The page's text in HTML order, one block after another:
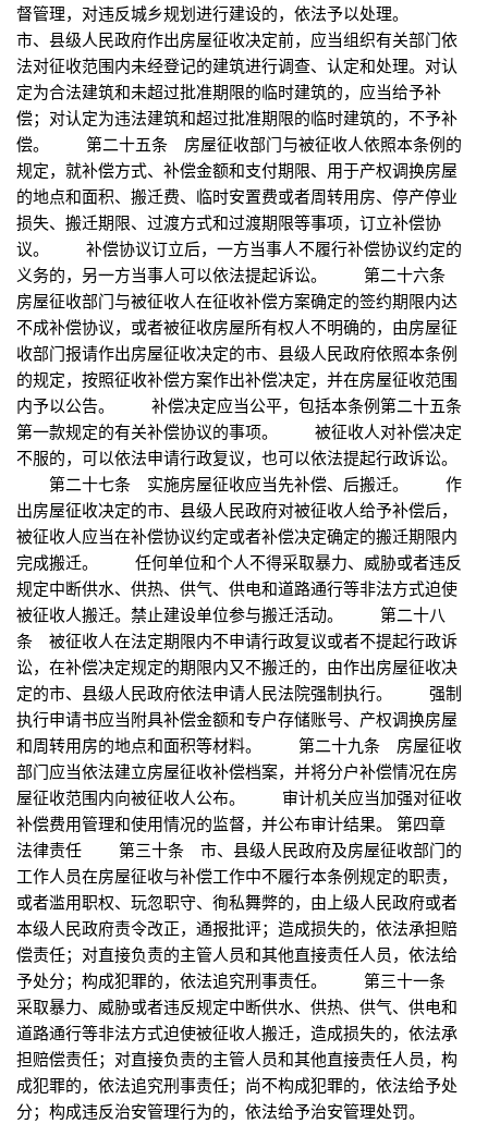
督管理，对违反城乡规划进行建设的，依法予以处理。
市、县级人民政府作出房屋征收决定前，应当组织有关部门依
法对征收范围内未经登记的建筑进行调查、认定和处理。对认
定为合法建筑和未超过批准期限的临时建筑的，应当给予补
偿；对认定为违法建筑和超过批准期限的临时建筑的，不予补
偿。 第二十五条 房屋征收部门与被征收人依照本条例的
规定，就补偿方式、补偿金额和支付期限、用于产权调换房屋
的地点和面积、搬迁费、临时安置费或者周转用房、停产停业
损失、搬迁期限、过渡方式和过渡期限等事项，订立补偿协
议。 补偿协议订立后，一方当事人不履行补偿协议约定的
义务的，另一方当事人可以依法提起诉讼。 第二十六条
房屋征收部门与被征收人在征收补偿方案确定的签约期限内达
不成补偿协议，或者被征收房屋所有权人不明确的，由房屋征
收部门报请作出房屋征收决定的市、县级人民政府依照本条例
的规定，按照征收补偿方案作出补偿决定，并在房屋征收范围
内予以公告。 补偿决定应当公平，包括本条例第二十五条
第一款规定的有关补偿协议的事项。 被征收人对补偿决定
不服的，可以依法申请行政复议，也可以依法提起行政诉讼。
第二十七条 实施房屋征收应当先补偿、后搬迁。 作
出房屋征收决定的市、县级人民政府对被征收人给予补偿后，
被征收人应当在补偿协议约定或者补偿决定确定的搬迁期限内
完成搬迁。 任何单位和个人不得采取暴力、威胁或者违反
规定中断供水、供热、供气、供电和道路通行等非法方式迫使
被征收人搬迁。禁止建设单位参与搬迁活动。 第二十八
条 被征收人在法定期限内不申请行政复议或者不提起行政诉
讼，在补偿决定规定的期限内又不搬迁的，由作出房屋征收决
定的市、县级人民政府依法申请人民法院强制执行。 强制
执行申请书应当附具补偿金额和专户存储账号、产权调换房屋
和周转用房的地点和面积等材料。 第二十九条 房屋征收
部门应当依法建立房屋征收补偿档案，并将分户补偿情况在房
屋征收范围内向被征收人公布。 审计机关应当加强对征收
补偿费用管理和使用情况的监督，并公布审计结果。 第四章
法律责任 第三十条 市、县级人民政府及房屋征收部门的
工作人员在房屋征收与补偿工作中不履行本条例规定的职责，
或者滥用职权、玩忽职守、徇私舞弊的，由上级人民政府或者
本级人民政府责令改正，通报批评；造成损失的，依法承担赔
偿责任；对直接负责的主管人员和其他直接责任人员，依法给
予处分；构成犯罪的，依法追究刑事责任。 第三十一条
采取暴力、威胁或者违反规定中断供水、供热、供气、供电和
道路通行等非法方式迫使被征收人搬迁，造成损失的，依法承
担赔偿责任；对直接负责的主管人员和其他直接责任人员，构
成犯罪的，依法追究刑事责任；尚不构成犯罪的，依法给予处
分；构成违反治安管理行为的，依法给予治安管理处罚。